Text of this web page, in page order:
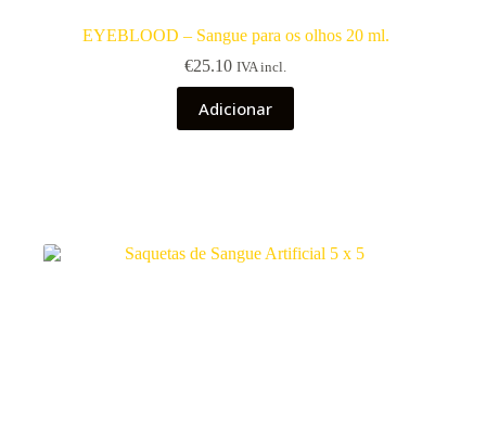
EYEBLOOD – Sangue para os olhos 20 ml.
€25.10 IVA incl.
Adicionar